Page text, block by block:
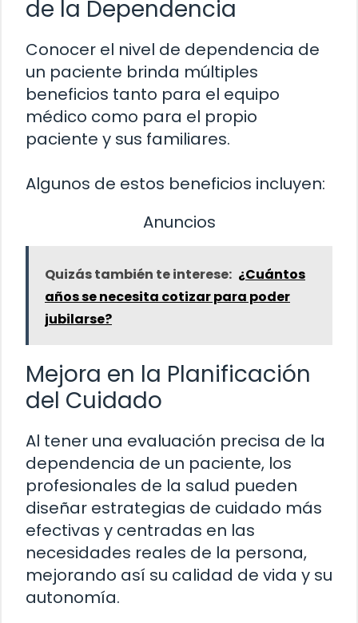
de la Dependencia
Conocer el nivel de dependencia de
un paciente brinda múltiples
beneficios tanto para el equipo
médico como para el propio
paciente y sus familiares.
Algunos de estos beneficios incluyen:
Anuncios
Quizás también te interese: ¿Cuántos
años se necesita cotizar para poder
jubilarse?
Mejora en la Planificación
del Cuidado
Al tener una evaluación precisa de la
dependencia de un paciente, los
profesionales de la salud pueden
diseñar estrategias de cuidado más
efectivas y centradas en las
necesidades reales de la persona,
mejorando así su calidad de vida y su
autonomía.